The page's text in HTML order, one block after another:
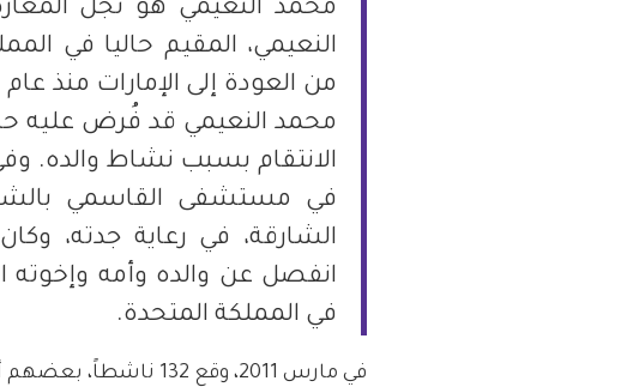
فلسطين
قطر
السودان
سوريا
تونس
محمد النعيمي هو نجل
النعيمي، المقيم حاليا في
محمد النعيمي قد فُرض
في مستشفى القاسمي
الشارقة، في رعاية جدته،
انفصل عن والده وأمه وإخوته
في المملكة المتحدة.
في مارس 2011، وقع 132